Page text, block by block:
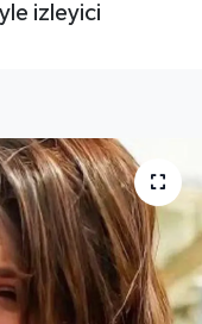
izleyici